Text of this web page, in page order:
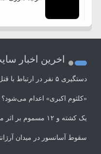
اخرین اخبار
دستگیری ۵ نفر در ارتباط با قتل حمیدرضا رجب‌زاده
«کلثوم اکبری» اعدام می‌شود؟
یک کشته و ۱۲ مسموم بر اثر مصرف مشروبات الکلی در نیشابور
سقوط آسانسور در میدان آرژانتین تهران/ ۹